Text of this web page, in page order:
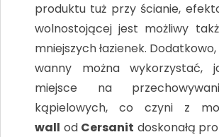
produktu tuż przy ścianie,
wolnostojącej jest możliwy
mniejszych łazienek.
wanny można wykorzystać,
miejsce na
kąpielowych, co czyni z
wall od Cersanit doskonałą